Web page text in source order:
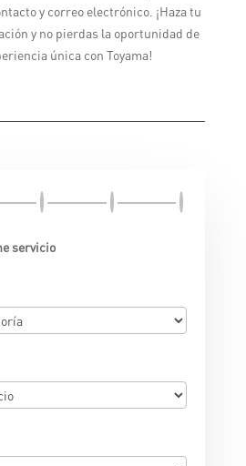
y correo electrónico. ¡Haza tu
y no pierdas la oportunidad de
única con Toyama!
servicio